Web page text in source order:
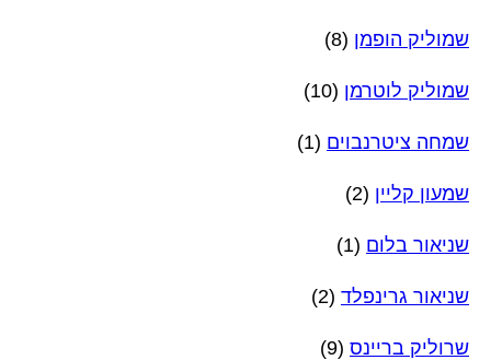
שמוליק הופמן (8)
שמוליק לוטרמן (10)
שמחה ציטרנבוים (1)
שמעון קליין (2)
שניאור בלום (1)
שניאור גרינפלד (2)
שרוליק בריינס (9)